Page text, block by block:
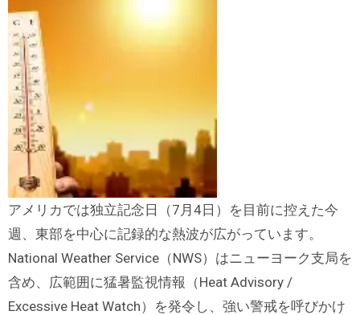
アメリカでは独立記念日（7月4日）を目前に控えた今
週、東部を中心に記録的な熱波が広がっています。
National Weather Service（NWS）はニューヨーク支局を
含め、広範囲に猛暑監視情報（Heat Advisory /
Excessive Heat Watch）を発令し、強い警戒を呼びかけ